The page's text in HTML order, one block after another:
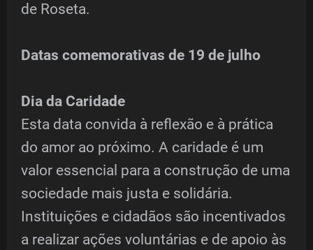
de Roseta.
Datas comemorativas de 19 de julho
Dia da Caridade
Esta data convida à reflexão e à prática
do amor ao próximo. A caridade é um
valor essencial para a construção de uma
sociedade mais justa e solidária.
Instituições e cidadãos são incentivados
a realizar ações voluntárias e de apoio às